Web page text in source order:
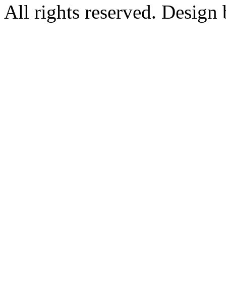
All rights reserved.